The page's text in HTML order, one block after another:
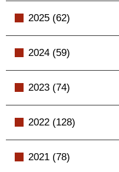
2025 (62)
2024 (59)
2023 (74)
2022 (128)
2021 (78)